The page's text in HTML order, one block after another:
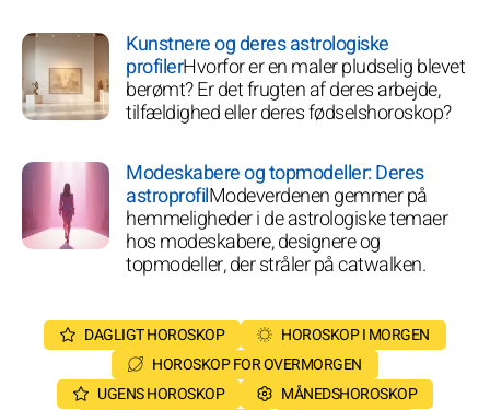
Kunstnere og deres astrologiske
profilerHvorfor er en maler pludselig blevet
berømt? Er det frugten af deres arbejde,
tilfældighed eller deres fødselshoroskop?
Modeskabere og topmodeller: Deres
astroprofilModeverdenen gemmer på
hemmeligheder i de astrologiske temaer
hos modeskabere, designere og
topmodeller, der stråler på catwalken.
DAGLIGT HOROSKOP
HOROSKOP I MORGEN
HOROSKOP FOR OVERMORGEN
UGENS HOROSKOP
MÅNEDSHOROSKOP